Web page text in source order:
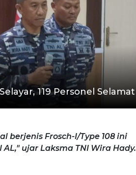
119 Personel Selamat
berjenis Frosch-I/Type 108 ini
ujar Laksma TNI Wira Hady.